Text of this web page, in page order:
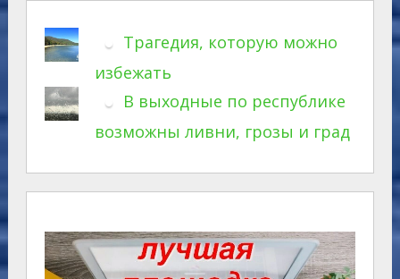
Трагедия, которую можно
избежать
В выходные по республике
возможны ливни, грозы и град